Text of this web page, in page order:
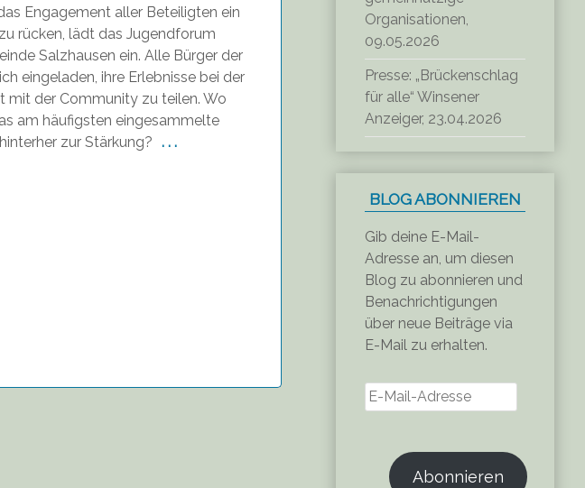
Engagement aller Beteiligten ein
rücken, lädt das Jugendforum
Salzhausen ein. Alle Bürger der
eingeladen, ihre Erlebnisse bei der
mit der Community zu teilen. Wo
am häufigsten eingesammelte
zur Stärkung? . . .
Organisationen,
09.05.2026
Presse: „Brückenschlag
für alle“ Winsener
Anzeiger, 23.04.2026
BLOG ABONNIEREN
Gib deine E-Mail-
Adresse an, um diesen
Blog zu abonnieren und
Benachrichtigungen
über neue Beiträge via
E-Mail zu erhalten.
E-
Mail-
Abonnieren